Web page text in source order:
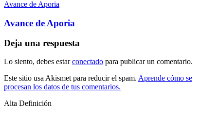
Avance de Aporia
Avance de Aporia
Deja una respuesta
Lo siento, debes estarconectado para publicar un comentario.
Este sitio usa Akismet para reducir el spam. Aprende cómo se
procesan los datos de tus comentarios.
Alta Definición